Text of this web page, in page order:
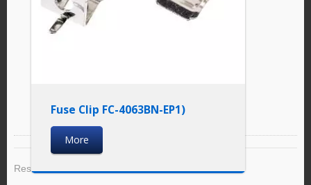
Fuse Clip FC-4063BN-EP1)
More
Result 1 - 4 of 4